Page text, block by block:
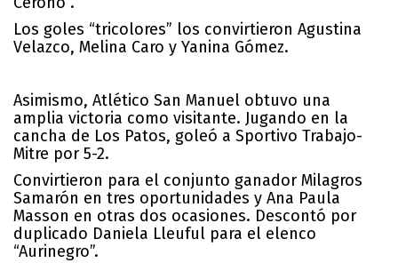
Los goles “tricolores” los convirtieron Agustina
Velazco, Melina Caro y Yanina Gómez.
Asimismo, Atlético San Manuel obtuvo una
amplia victoria como visitante. Jugando en la
cancha de Los Patos, goleó a Sportivo Trabajo-
Mitre por 5-2.
Convirtieron para el conjunto ganador Milagros
Samarón en tres oportunidades y Ana Paula
Masson en otras dos ocasiones. Descontó por
duplicado Daniela Lleuful para el elenco
“Aurinegro”.